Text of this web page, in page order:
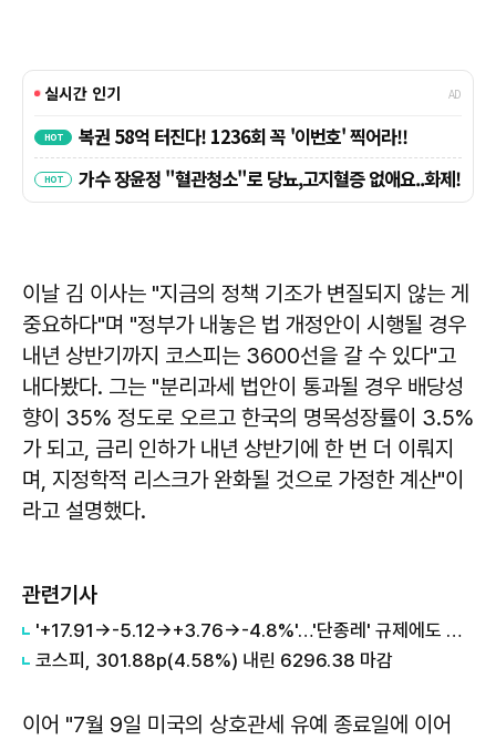
이날 김 이사는 "지금의 정책 기조가 변질되지 않는 게
중요하다"며 "정부가 내놓은 법 개정안이 시행될 경우
내년 상반기까지 코스피는 3600선을 갈 수 있다"고
내다봤다. 그는 "분리과세 법안이 통과될 경우 배당성
향이 35% 정도로 오르고 한국의 명목성장률이 3.5%
가 되고, 금리 인하가 내년 상반기에 한 번 더 이뤄지
며, 지정학적 리스크가 완화될 것으로 가정한 계산"이
라고 설명했다.
관련기사
'+17.91→-5.12→+3.76→-4.8%'…'단종레' 규제에도 여전히 롤러코스터 타는 코스피
코스피, 301.88p(4.58%) 내린 6296.38 마감
이어 "7월 9일 미국의 상호관세 유예 종료일에 이어